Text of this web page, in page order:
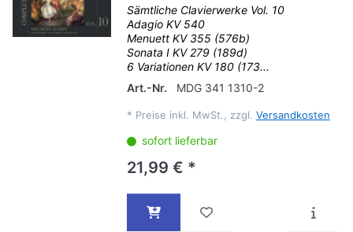
Sämtliche Clavierwerke Vol. 10
Adagio KV 540
Menuett KV 355 (576b)
Sonata I KV 279 (189d)
6 Variationen KV 180 (173...
Art.-Nr.
MDG 341 1310-2
* Preise inkl. MwSt., zzgl. Versandkosten
sofort lieferbar
21,99 € *